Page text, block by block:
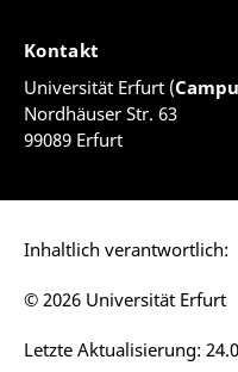
Kontakt
Universität Erfurt (
Nordhäuser Str. 63
99089 Erfurt
Inhaltlich verantwortlich:
Letzte Aktualisierung:
© 2026 Universität Erfurt